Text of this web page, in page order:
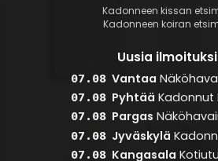
Kadonneen kissan
Kadonneen koiran
Uusia
07.08 Vantaa
07.08 Pyhtää Kadonnut
07.08 Pargas
07.08 Jyväskylä
07.08 Kangasala